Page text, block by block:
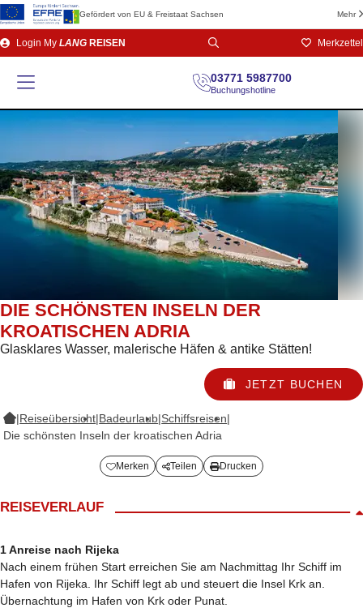
Gefördert von EU & Freistaat Sachsen Mehr
Direkt
zum
Login My LANG REISEN Merkzettel
03771 5987700
Buchungshotline
DIE SCHÖNSTEN INSELN DER
KROATISCHEN ADRIA
Glasklares Wasser, malerische Häfen & antike Stätten!
JETZT BUCHEN
|Reiseübersicht|Badeurlaub|Schiffsreisen|
Die schönsten Inseln der kroatischen Adria
Merken Teilen Drucken
REISEVERLAUF
1 Anreise nach Rijeka
Nach einem frühen Start erreichen Sie am Nachmittag Ihr Schiff im
Hafen von Rijeka. Ihr Schiff legt ab und steuert die Insel Krk an.
Übernachtung im Hafen von Krk oder Punat.